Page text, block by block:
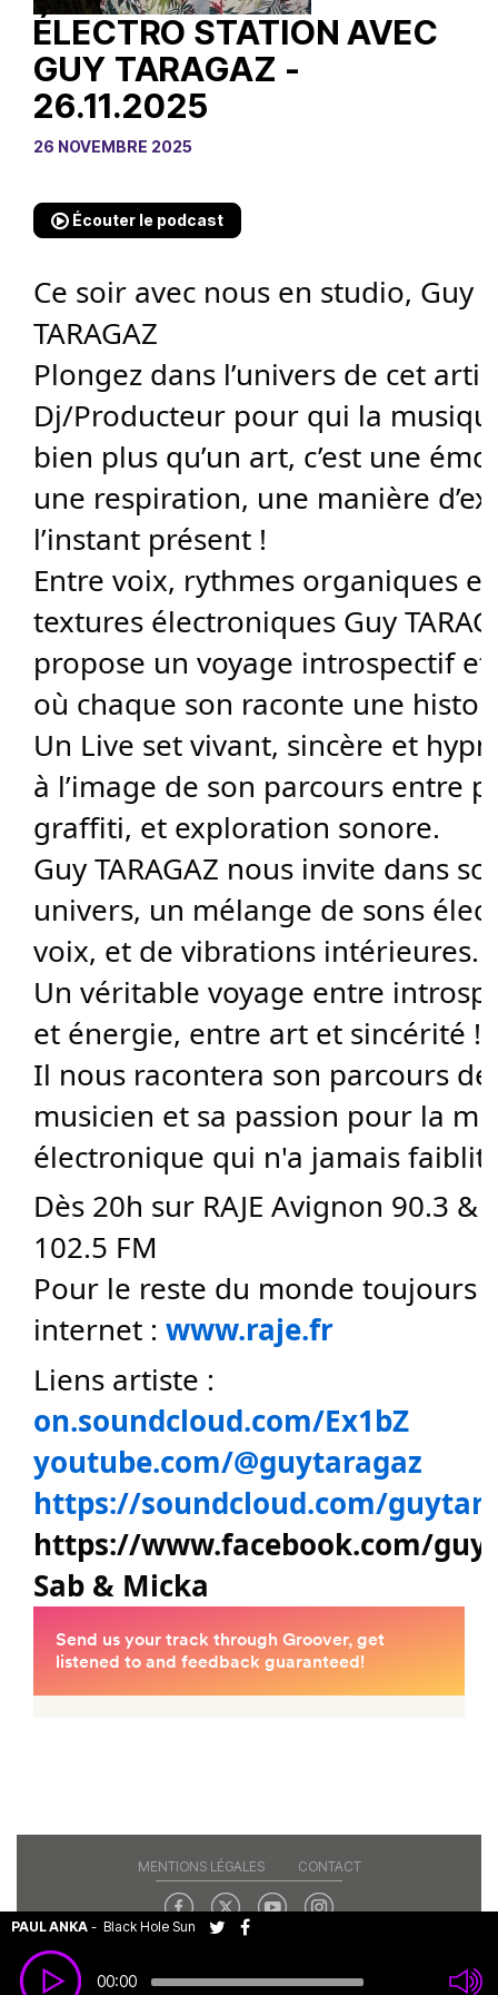
ÉLECTRO STATION AVEC
GUY TARAGAZ -
26.11.2025
26 NOVEMBRE 2025
Écouter le podcast
Ce soir avec nous en studio, Guy
TARAGAZ
Plongez dans l’univers de cet
Dj/Producteur pour qui la
bien plus qu’un art, c’est une
une respiration, une manière
l’instant présent !
Entre voix, rythmes organiques et
textures électroniques Guy
propose un voyage introspectif
où chaque son raconte une
Un Live set vivant, sincère et
à l’image de son parcours entre
graffiti, et exploration sonore.
Guy TARAGAZ nous invite dans
univers, un mélange de sons
voix, et de vibrations intérieures.
Un véritable voyage entre
et énergie, entre art et sincérité !!
Il nous racontera son parcours de
musicien et sa passion pour la
électronique qui n'a jamais faiblit
Dès 20h sur RAJE Avignon 90.3 &
102.5 FM
Pour le reste du monde toujours
internet : www.raje.fr
Liens artiste :
on.soundcloud.com/Ex1bZ
youtube.com/@guytaragaz
https://soundcloud.com/
https://www.facebook.com/
Sab & Micka
00:00
PAUL ANKA - Black Hole Sun
MENTIONS LÉGALES CONTACT